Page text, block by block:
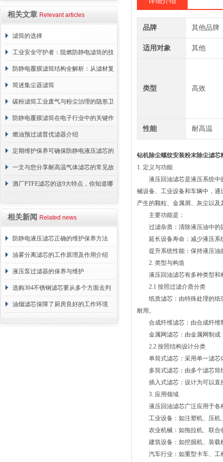
相关文章 Relevant articles
滤筒的选择
工业安全守护者：阻燃防静电滤筒的技
术原理与应用解析
防静电覆膜滤筒结构全解析：从滤材复
合到整体成型
简述集尘器滤筒
碳粉滤筒工业废气与粉尘治理的隐形卫
士
防静电覆膜滤筒在电子行业中的关键作
用
燃油预过滤普优滤器介绍
定期维护保养可确保防静电液压滤芯的
正常工作
一文与您分享耐高温气体滤芯的常见故
障相应解决方法
酒厂PTFE滤芯的这9大特点，你知道哪
相关新闻 Related news
防静电液压滤芯正确的维护保养方法
油雾分离滤芯的工作原理及作用介绍
液压泵过滤器的保养与维护
选购304不锈钢滤芯要从多个方面去判
断
油烟滤芯保障了厨房良好的工作环境
品牌 其他品牌
适用对象 其他
类型 高效
性能 耐高温
钻机除尘螺纹安装粉末除尘滤芯
1. 定义与功能
液压回油滤芯是液压系统中的
械设备、工业设备和车辆中，
产生的颗粒、金属屑、灰尘以
主要功能是：
过滤杂质：清除液压油中的
延长设备寿命：减少液压系
提升系统性能：保持液压油
2. 类型与构造
液压回油滤芯有多种类型和
2.1 按照过滤介质分类
纸质滤芯：由特殊处理的纸张
耐用。
合成纤维滤芯：由合成纤维
金属网滤芯：由金属网制成，
2.2 按照结构设计分类
单筒式滤芯：采用单一滤芯
多筒式滤芯：由多个滤芯筒
插入式滤芯：设计为可以直
3. 应用领域
液压回油滤芯广泛应用于各
工业设备：如注塑机、压机
农业机械：如拖拉机、联合
建筑设备：如挖掘机、装载
汽车行业：如重型卡车、工